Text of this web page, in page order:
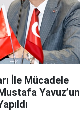
İle Mücadele
Yavuz’un